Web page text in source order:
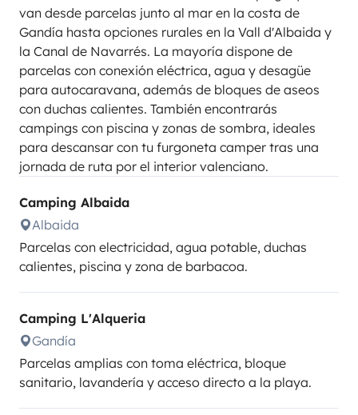
van desde parcelas junto al mar en la costa de
Gandía hasta opciones rurales en la Vall d'Albaida y
la Canal de Navarrés. La mayoría dispone de
parcelas con conexión eléctrica, agua y desagüe
para autocaravana, además de bloques de aseos
con duchas calientes. También encontrarás
campings con piscina y zonas de sombra, ideales
para descansar con tu furgoneta camper tras una
jornada de ruta por el interior valenciano.
Camping Albaida
Albaida
Parcelas con electricidad, agua potable, duchas
calientes, piscina y zona de barbacoa.
Camping L'Alqueria
Gandía
Parcelas amplias con toma eléctrica, bloque
sanitario, lavandería y acceso directo a la playa.